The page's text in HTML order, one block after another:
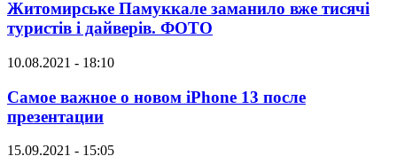
Житомирське Памуккале заманило вже тисячі
туристів і дайверів. ФОТО
10.08.2021 - 18:10
Самое важное о новом iPhone 13 после
презентации
15.09.2021 - 15:05